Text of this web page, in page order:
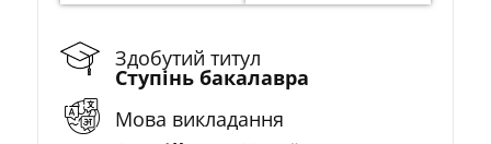
Здобутий титул
Ступінь бакалавра
Мова викладання